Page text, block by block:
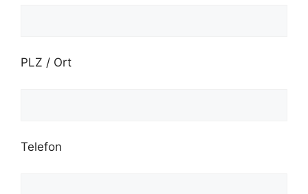
PLZ / Ort
Telefon